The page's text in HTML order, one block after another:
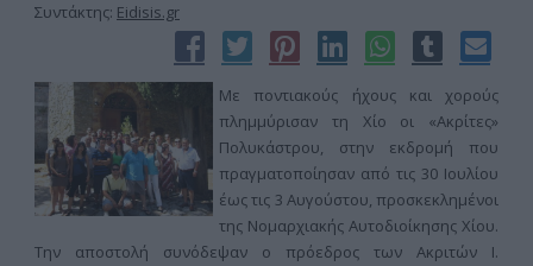
Συντάκτης: Eidisis.gr
Με ποντιακούς ήχους και χορούς
πλημμύρισαν τη Χίο οι «Ακρίτες»
Πολυκάστρου, στην εκδρομή που
πραγματοποίησαν από τις 30 Ιουλίου
έως τις 3 Αυγούστου, προσκεκλημένοι
της Νομαρχιακής Αυτοδιοίκησης Χίου.
Την αποστολή συνόδεψαν ο πρόεδρος των Ακριτών Ι.